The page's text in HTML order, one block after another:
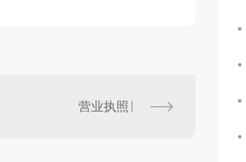
营业执照